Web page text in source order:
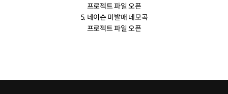
프로젝트 파일 오픈
5. 네이슨 미발매 데모곡
프로젝트 파일 오픈